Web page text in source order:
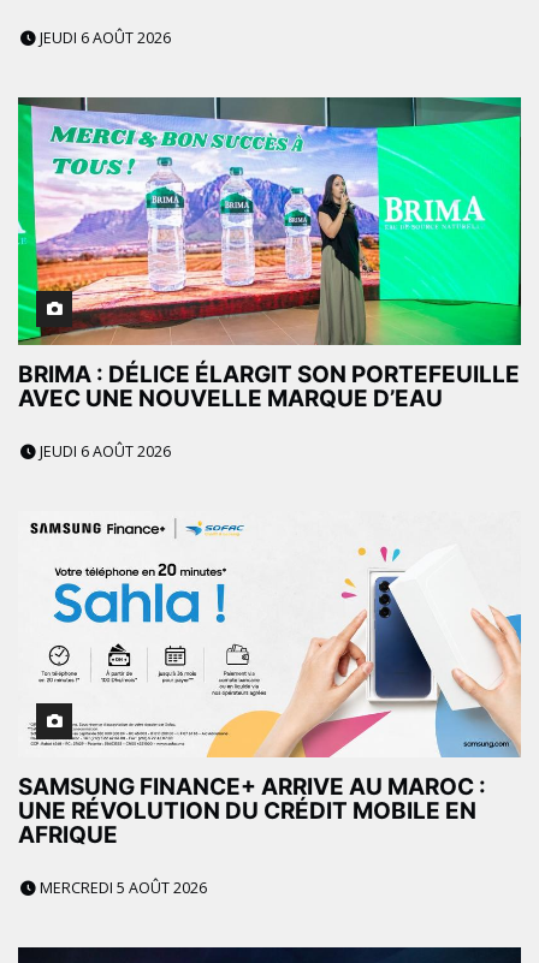
JEUDI 6 AOÛT 2026
BRIMA : DÉLICE ÉLARGIT SON PORTEFEUILLE
AVEC UNE NOUVELLE MARQUE D’EAU
JEUDI 6 AOÛT 2026
SAMSUNG FINANCE+ ARRIVE AU MAROC :
UNE RÉVOLUTION DU CRÉDIT MOBILE EN
AFRIQUE
MERCREDI 5 AOÛT 2026